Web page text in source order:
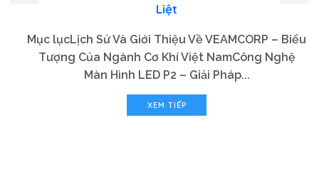
Liệt
Mục lụcLịch Sử Và Giới Thiệu Về VEAMCORP – Biểu
Tượng Của Ngành Cơ Khí Việt NamCông Nghệ
Màn Hình LED P2 – Giải Pháp...
XEM TIẾP